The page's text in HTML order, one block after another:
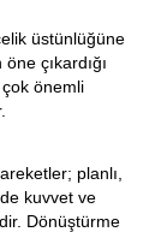
üstünlüğüne
çıkardığı
önemli
planlı,
kuvvet ve
Dönüştürme